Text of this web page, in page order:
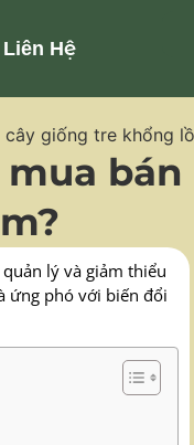
Liên Hệ
bán
lý và giảm thiểu
ứng phó với biến đổi